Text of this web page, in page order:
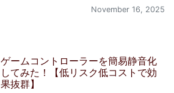
November 16, 2025
ゲームコントローラーを簡易静音化
してみた！【低リスク低コストで効
果抜群】